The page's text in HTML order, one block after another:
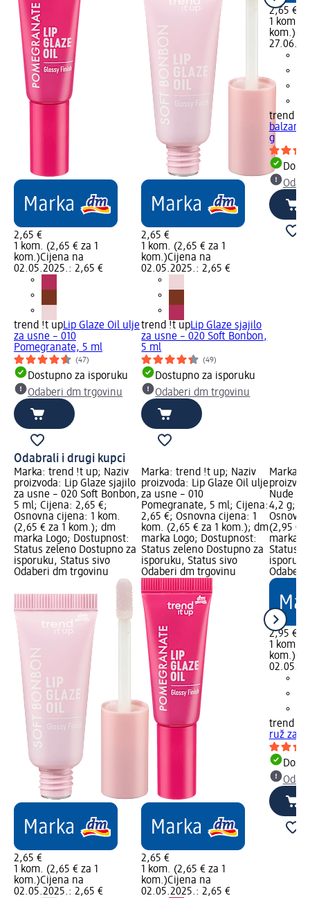
2,65 €
1 kom. (2,65 € za 1
kom.)Cijena na
02.05.2025.: 2,65 €
trend !t upLip Glaze Oil ulje
za usne – 010
Pomegranate, 5 ml
(47)
Dostupno za isporuku
Odaberi dm trgovinu
2,65 €
1 kom. (2,65 € za 1
kom.)Cijena na
02.05.2025.: 2,65 €
trend !t upLip Glaze sjajilo
za usne – 020 Soft Bonbon,
5 ml
(49)
Dostupno za isporuku
Odaberi dm trgovinu
2,65 €
1 kom.
kom.)
trend !t
balzam
g
Odabrali i drugi kupci
Marka: trend !t up; Naziv
proizvoda: Lip Glaze sjajilo
za usne – 020 Soft Bonbon,
5 ml; Cijena: 2,65 €;
Osnovna cijena: 1 kom.
(2,65 € za 1 kom.); dm
marka Logo; Dostupnost:
Status zeleno Dostupno za
isporuku, Status sivo
Odaberi dm trgovinu
2,65 €
1 kom. (2,65 € za 1
kom.)Cijena na
02.05.2025.: 2,65 €
Marka: trend !t up; Naziv
proizvoda: Lip Glaze Oil ulje
za usne – 010
Pomegranate, 5 ml; Cijena:
2,65 €; Osnovna cijena: 1
kom. (2,65 € za 1 kom.); dm
marka Logo; Dostupnost:
Status zeleno Dostupno za
isporuku, Status sivo
Odaberi dm trgovinu
2,65 €
1 kom. (2,65 € za 1
kom.)Cijena na
02.05.2025.: 2,65 €
Marka:
Nude
4,2 g;
(2,95 €
marka
Status
Odaberi
2,95 €
1 kom.
kom.)
trend !t
ruž za